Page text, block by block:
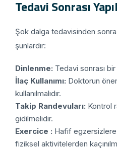
Tedavi Sonrası
Şok dalga tedavisinden
şunlardır:
Dinlenme: Tedavi sonrası
İlaç Kullanımı: Doktorun
kullanılmalıdır.
Takip Randevuları: Kontrol
gidilmelidir.
Exercice : Hafif egzersizlere
fiziksel aktivitelerden